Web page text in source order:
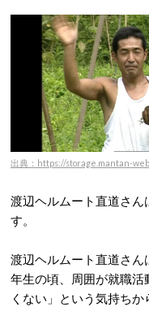
出典：https://storage.mantan-
渡辺ヘルムート直道さ
す。
渡辺ヘルムート直道さ
年生の頃、周囲が就職活
くない」という気持ちか